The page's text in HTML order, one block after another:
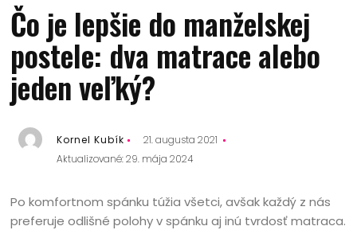
Čo je lepšie do manželskej
postele: dva matrace alebo
jeden veľký?
Kornel Kubík
21. augusta 2021
Aktualizované: 29. mája 2024
Po komfortnom spánku túžia všetci, avšak každý z nás
preferuje odlišné polohy v spánku aj inú tvrdosť matraca.